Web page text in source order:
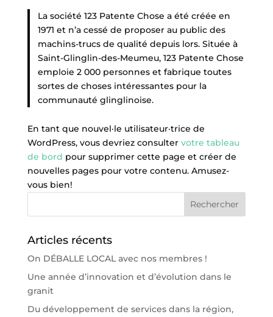
La société 123 Patente Chose a été créée en
1971 et n’a cessé de proposer au public des
machins-trucs de qualité depuis lors. Située à
Saint-Glinglin-des-Meumeu, 123 Patente Chose
emploie 2 000 personnes et fabrique toutes
sortes de choses intéressantes pour la
communauté glinglinoise.
En tant que nouvel·le utilisateur·trice de
WordPress, vous devriez consulter votre tableau
de bord pour supprimer cette page et créer de
nouvelles pages pour votre contenu. Amusez-
vous bien!
Articles récents
On DÉBALLE LOCAL avec nos membres !
Une année d’innovation et d’évolution dans le
granit
Du développement de services dans la région,